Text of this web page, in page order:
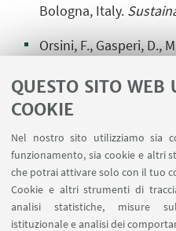
QUESTO SITO WEB
COOKIE
Nel nostro sito utilizziamo sia
funzionamento, sia cookie e altri
che potrai attivare solo con il tuo
Cookie e altri strumenti di
analisi statistiche, misure
istituzionale e analisi dei
Bologna, Italy.
Orsini, F., Gasperi, D.,
Gianquinto, G.
Rooftop Gardens
Potential Impact on
Biodiversity and Other
City of Bologna (2014).
792.